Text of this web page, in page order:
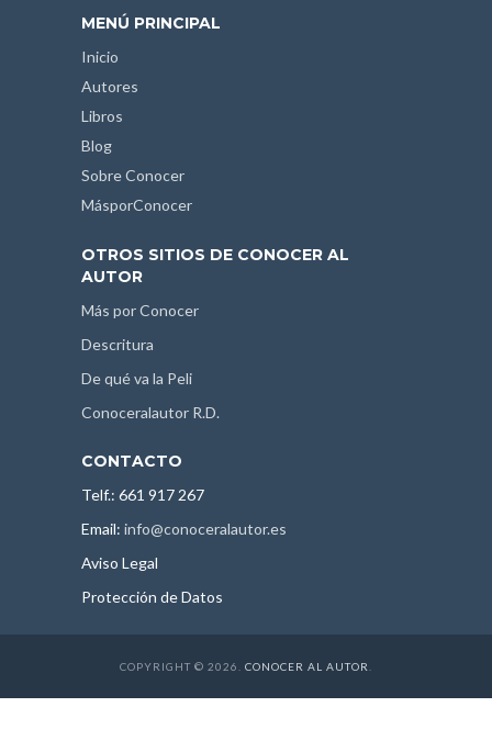
MENÚ PRINCIPAL
Inicio
Autores
Libros
Blog
Sobre Conocer
MásporConocer
OTROS SITIOS DE CONOCER AL
AUTOR
Más por Conocer
Descritura
De qué va la Peli
Conoceralautor R.D.
CONTACTO
Telf.: 661 917 267
Email: info@conoceralautor.es
Aviso Legal
Protección de Datos
COPYRIGHT © 2026. CONOCER AL AUTOR